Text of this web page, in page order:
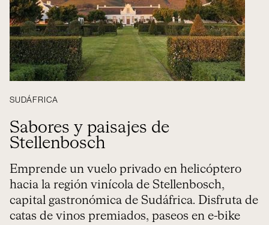
SUDÁFRICA
Sabores y paisajes de
Stellenbosch
Emprende un vuelo privado en helicóptero
hacia la región vinícola de Stellenbosch,
capital gastronómica de Sudáfrica. Disfruta de
catas de vinos premiados, paseos en e-bike